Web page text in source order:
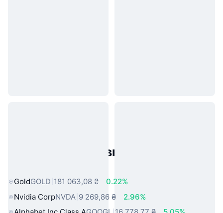
Популярні активи реального
GoldGOLD 181 063,08 ₴
0.22%
Nvidia CorpNVDA 9 269,86 ₴
2.96%